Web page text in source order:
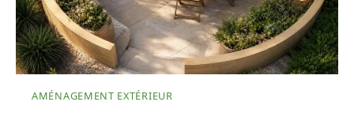
AMÉNAGEMENT EXTÉRIEUR